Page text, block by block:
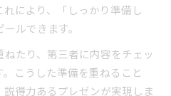
により、「しっかり準備し
ルできます。
たり、第三者に内容をチェッ
こうした準備を重ねること
得力あるプレゼンが実現しま